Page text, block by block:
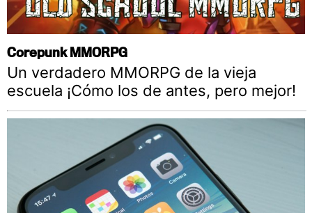
Corepunk MMORPG
Un verdadero MMORPG de la vieja
escuela ¡Cómo los de antes, pero mejor!